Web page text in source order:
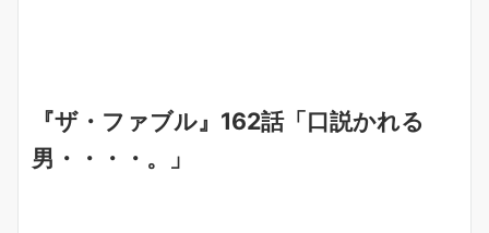
『ザ・ファブル』162話「口説かれる
男・・・・。」